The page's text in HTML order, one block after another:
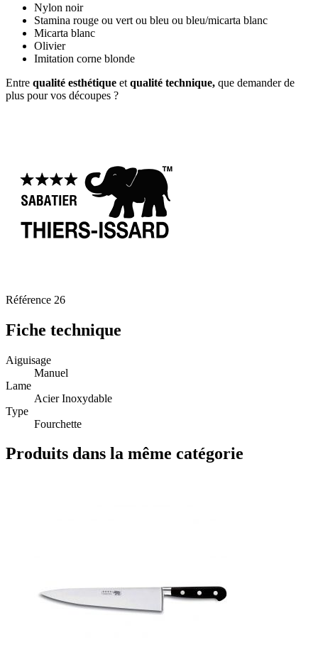
Nylon noir
Stamina rouge ou vert ou bleu ou bleu/micarta blanc
Micarta blanc
Olivier
Imitation corne blonde
Entre qualité esthétique et qualité technique, que demander de
plus pour vos découpes ?
Référence 26
Fiche technique
Aiguisage
Manuel
Lame
Acier Inoxydable
Type
Fourchette
Produits dans la même catégorie